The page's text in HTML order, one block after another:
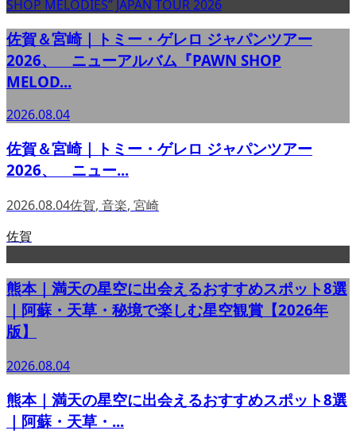
佐賀＆宮崎｜トミー・ゲレロ ジャパンツアー
2026、 ニューアルバム『PAWN SHOP
MELOD...
2026.08.04
佐賀＆宮崎｜トミー・ゲレロ ジャパンツアー
2026、 ニュー...
2026.08.04佐賀, 音楽, 宮崎
佐賀
熊本｜満天の星空に出会えるおすすめスポット8選
｜阿蘇・天草・秘境で楽しむ星空観賞【2026年
版】
2026.08.04
熊本｜満天の星空に出会えるおすすめスポット8選
｜阿蘇・天草・...